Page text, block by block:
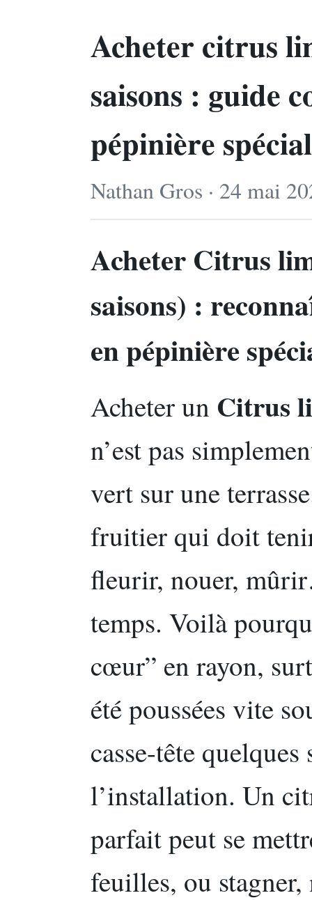
Acheter citrus
saisons : guide
pépinière
Nathan Gros · 24 mai
Acheter Citrus
saisons) :
en pépinière
Acheter un Citrus
n’est pas
vert sur une
fruitier qui doit
fleurir, nouer,
temps. Voilà
cœur” en rayon,
été poussées vite
casse-tête quelques
l’installation. Un
parfait peut se
feuilles, ou